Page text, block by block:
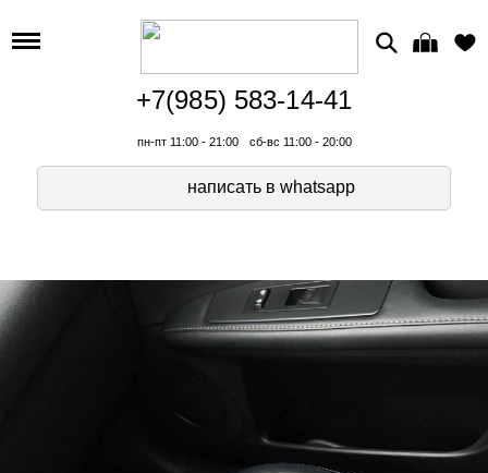
+7(985) 583-14-41
пн-пт 11:00 - 21:00 сб-вс 11:00 - 20:00
написать в whatsapp